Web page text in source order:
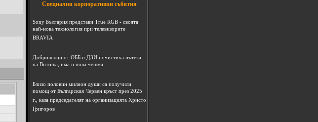
Специални корпоративни събития
Sony България представи True RGB - своята
най-нова технология при телевизорите
BRAVIA
Доброволци от ОББ и ДЗИ почистиха пътека
на Витоша, има и нова чешма
Близо половин милион души са получили
помощ от Българския Червен кръст през 2025
г., каза председателят на организацията Христо
Григоров